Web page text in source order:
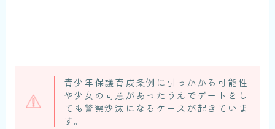
青少年保護育成条例に引っかかる可能性
や少女の同意があったうえでデートをし
ても警察沙汰になるケースが起きていま
す。